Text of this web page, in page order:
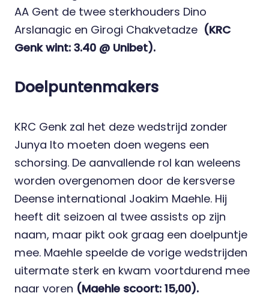
AA Gent de twee sterkhouders Dino
Arslanagic en Girogi Chakvetadze (KRC
Genk wint: 3.40 @ Unibet).
Doelpuntenmakers
KRC Genk zal het deze wedstrijd zonder
Junya Ito moeten doen wegens een
schorsing. De aanvallende rol kan weleens
worden overgenomen door de kersverse
Deense international Joakim Maehle. Hij
heeft dit seizoen al twee assists op zijn
naam, maar pikt ook graag een doelpuntje
mee. Maehle speelde de vorige wedstrijden
uitermate sterk en kwam voortdurend mee
naar voren (Maehle scoort: 15,00).